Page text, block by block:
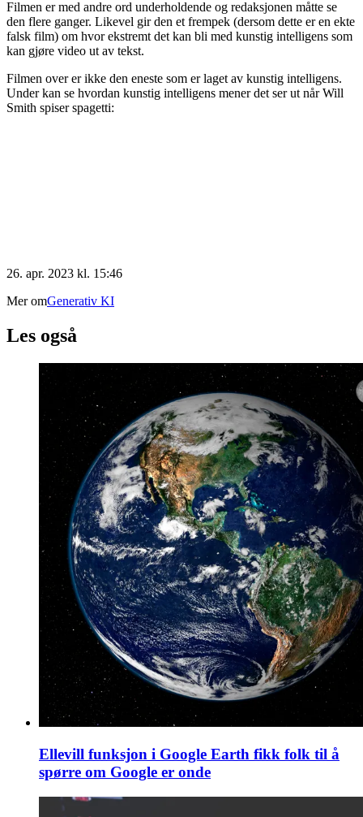
Filmen er med andre ord underholdende og redaksjonen måtte se
den flere ganger. Likevel gir den et frempek (dersom dette er en ekte
falsk film) om hvor ekstremt det kan bli med kunstig intelligens som
kan gjøre video ut av tekst.
Filmen over er ikke den eneste som er laget av kunstig intelligens.
Under kan se hvordan kunstig intelligens mener det ser ut når Will
Smith spiser spagetti:
26. apr. 2023 kl. 15:46
Mer omGenerativ KI
Les også
Ellevill funksjon i Google Earth fikk folk til å
spørre om Google er onde